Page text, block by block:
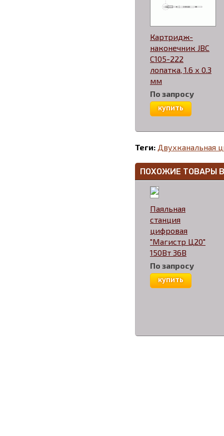
Картридж-
наконечник JBC
C105-222
лопатка, 1.6 х 0.3
мм
По запросу
купить
Теги: Двухканальная
ПОХОЖИЕ ТОВАРЫ
Паяльная
станция
цифровая
"Магистр Ц20"
150Вт 36В
По запросу
купить